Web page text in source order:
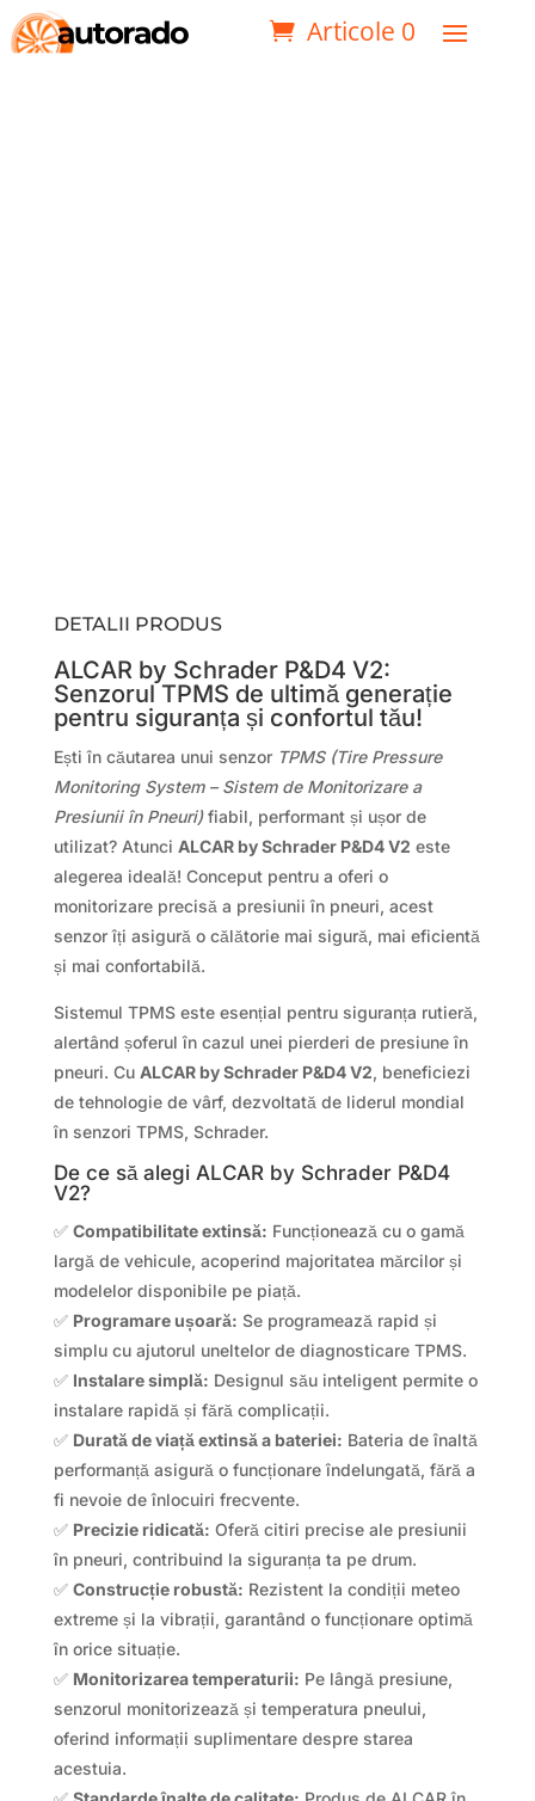
Articole 0
DETALII PRODUS
ALCAR by Schrader P&D4 V2:
Senzorul TPMS de ultimă generație
pentru siguranța și confortul tău!
Ești în căutarea unui senzor TPMS (Tire Pressure
Monitoring System – Sistem de Monitorizare a
Presiunii în Pneuri)fiabil, performant și ușor de
utilizat? Atunci ALCAR by Schrader P&D4 V2 este
alegerea ideală! Conceput pentru a oferi o
monitorizare precisă a presiunii în pneuri, acest
senzor îți asigură o călătorie mai sigură, mai eficientă
și mai confortabilă.
Sistemul TPMS este esențial pentru siguranța rutieră,
alertând șoferul în cazul unei pierderi de presiune în
pneuri. Cu ALCAR by Schrader P&D4 V2, beneficiezi
de tehnologie de vârf, dezvoltată de liderul mondial
în senzori TPMS, Schrader.
De ce să alegi ALCAR by Schrader P&D4
V2?
✅ Compatibilitate extinsă: Funcționează cu o gamă
largă de vehicule, acoperind majoritatea mărcilor și
modelelor disponibile pe piață.
✅ Programare ușoară: Se programează rapid și
simplu cu ajutorul uneltelor de diagnosticare TPMS.
✅ Instalare simplă: Designul său inteligent permite o
instalare rapidă și fără complicații.
✅ Durată de viață extinsă a bateriei: Bateria de înaltă
performanță asigură o funcționare îndelungată, fără a
fi nevoie de înlocuiri frecvente.
✅ Precizie ridicată: Oferă citiri precise ale presiunii
în pneuri, contribuind la siguranța ta pe drum.
✅ Construcție robustă: Rezistent la condiții meteo
extreme și la vibrații, garantând o funcționare optimă
în orice situație.
✅ Monitorizarea temperaturii: Pe lângă presiune,
senzorul monitorizează și temperatura pneului,
oferind informații suplimentare despre starea
acestuia.